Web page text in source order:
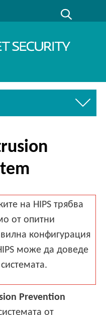
на HIPS трябва
от опитни
конфигурация
може да доведе
Prevention
от